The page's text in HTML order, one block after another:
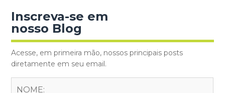
Inscreva-se em
nosso Blog
Acesse, em primeira mão, nossos principais posts
diretamente em seu email.